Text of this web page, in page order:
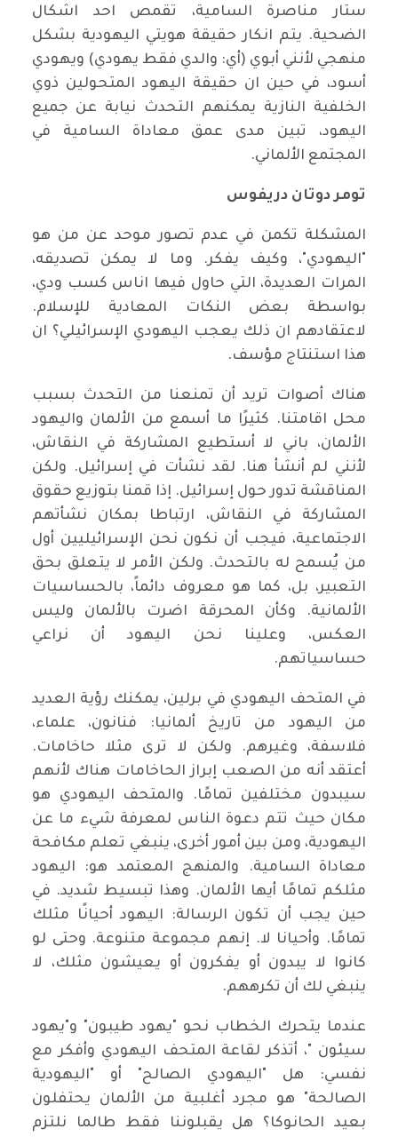
ستار مناصرة السامية، تقمص احد اشكال
الضحية. يتم انكار حقيقة هويتي اليهودية بشكل
منهجي لأنني أبوي (أي: والدي فقط يهودي) ويهودي
أسود، في حين ان حقيقة اليهود المتحولين ذوي
الخلفية النازية يمكنهم التحدث نيابة عن جميع
اليهود، تبين مدى عمق معاداة السامية في
المجتمع الألماني.
تومر دوتان دريفوس
المشكلة تكمن في عدم تصور موحد عن من هو
"اليهودي"، وكيف يفكر. وما لا يمكن تصديقه،
المرات العديدة، التي حاول فيها اناس كسب ودي،
بواسطة بعض النكات المعادية للإسلام.
لاعتقادهم ان ذلك يعجب اليهودي الإسرائيلي؟ ان
هذا استنتاج مؤسف.
هناك أصوات تريد أن تمنعنا من التحدث بسبب
محل اقامتنا. كثيرًا ما أسمع من الألمان واليهود
الألمان، باني لا أستطيع المشاركة في النقاش،
لأنني لم أنشأ هنا. لقد نشأت في إسرائيل. ولكن
المناقشة تدور حول إسرائيل. إذا قمنا بتوزيع حقوق
المشاركة في النقاش، ارتباطا بمكان نشأتهم
الاجتماعية، فيجب أن نكون نحن الإسرائيليين أول
من يُسمح له بالتحدث. ولكن الأمر لا يتعلق بحق
التعبير، بل، كما هو معروف دائماً، بالحساسيات
الألمانية. وكأن المحرقة اضرت بالألمان وليس
العكس، وعلينا نحن اليهود أن نراعي
حساسياتهم.
في المتحف اليهودي في برلين، يمكنك رؤية العديد
من اليهود من تاريخ ألمانيا: فنانون، علماء،
فلاسفة، وغيرهم. ولكن لا ترى مثلا حاخامات.
أعتقد أنه من الصعب إبراز الحاخامات هناك لأنهم
سيبدون مختلفين تمامًا. والمتحف اليهودي هو
مكان حيث تتم دعوة الناس لمعرفة شيء ما عن
اليهودية، ومن بين أمور أخرى، ينبغي تعلم مكافحة
معاداة السامية. والمنهج المعتمد هو: اليهود
مثلكم تمامًا أيها الألمان. وهذا تبسيط شديد. في
حين يجب أن تكون الرسالة: اليهود أحيانًا مثلك
تمامًا. وأحيانا لا. إنهم مجموعة متنوعة. وحتى لو
كانوا لا يبدون أو يفكرون أو يعيشون مثلك، لا
ينبغي لك أن تكرههم.
عندما يتحرك الخطاب نحو "يهود طيبون" و"يهود
سيئون "، أتذكر لقاعة المتحف اليهودي وأفكر مع
نفسي: هل "اليهودي الصالح" أو "اليهودية
الصالحة" هو مجرد أغلبية من الألمان يحتفلون
بعيد الحانوكا؟ هل يقبلوننا فقط طالما نلتزم